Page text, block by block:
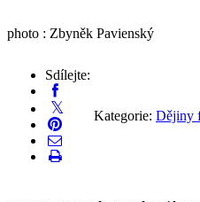
photo : Zbyněk Pavienský
Sdílejte:
Kategorie: Dějiny